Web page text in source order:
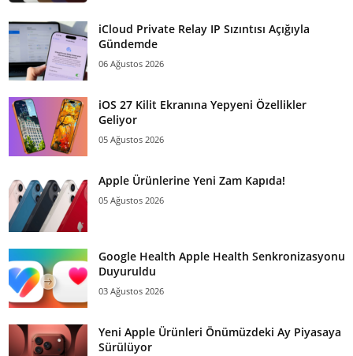
iCloud Private Relay IP Sızıntısı Açığıyla
Gündemde
06 Ağustos 2026
iOS 27 Kilit Ekranına Yepyeni Özellikler
Geliyor
05 Ağustos 2026
Apple Ürünlerine Yeni Zam Kapıda!
05 Ağustos 2026
Google Health Apple Health Senkronizasyonu
Duyuruldu
03 Ağustos 2026
Yeni Apple Ürünleri Önümüzdeki Ay Piyasaya
Sürülüyor